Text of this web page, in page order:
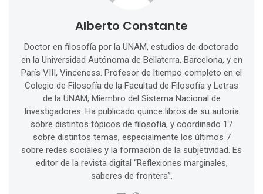
Alberto Constante
Doctor en filosofía por la UNAM, estudios de doctorado
en la Universidad Autónoma de Bellaterra, Barcelona, y en
París VIII, Vinceness. Profesor de ltiempo completo en el
Colegio de Filosofía de la Facultad de Filosofía y Letras
de la UNAM; Miembro del Sistema Nacional de
Investigadores. Ha publicado quince libros de su autoría
sobre distintos tópicos de filosofía, y coordinado 17
sobre distintos temas, especialmente los últimos 7
sobre redes sociales y la formación de la subjetividad. Es
editor de la revista digital “Reflexiones marginales,
saberes de frontera”.